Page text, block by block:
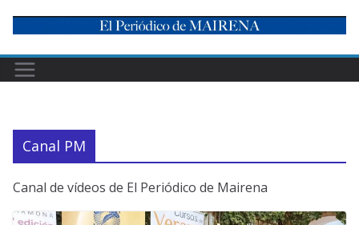
content
Canal PM
Canal de vídeos de El Periódico de Mairena